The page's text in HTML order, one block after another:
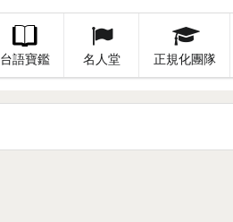
台語寶鑑 名人堂 正規化團隊